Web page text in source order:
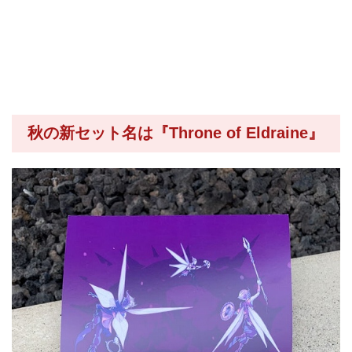
秋の新セット名は『Throne of Eldraine』